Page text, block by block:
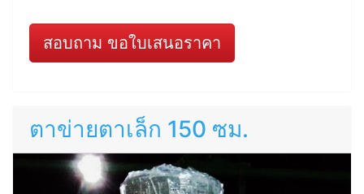
สอบถาม ขอใบเสนอราคา
ตาข่ายตาเล็ก 150 ซม.